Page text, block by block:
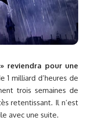
reviendra pour une
1 milliard d’heures de
trois semaines de
retentissant. Il n’est
avec une suite.